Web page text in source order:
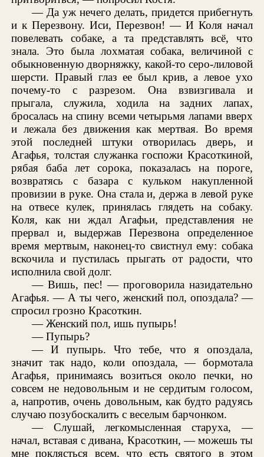
— Да уж нечего делать, придется прибегнуть
и к Перезвону. Иси, Перезвон! — И Коля начал
повелевать собаке, а та представлять всё, что
знала. Это была лохматая собака, величиной с
обыкновенную дворняжку, какой-то серо-лиловой
шерсти. Правый глаз ее был крив, а левое ухо
почему-то с разрезом. Она взвизгивала и
прыгала, служила, ходила на задних лапах,
бросалась на спину всеми четырьмя лапами вверх
и лежала без движения как мертвая. Во время
этой последней штуки отворилась дверь, и
Агафья, толстая служанка госпожи Красоткиной,
рябая баба лет сорока, показалась на пороге,
возвратясь с базара с кульком накупленной
провизии в руке. Она стала и, держа в левой руке
на отвесе кулек, принялась глядеть на собаку.
Коля, как ни ждал Агафьи, представления не
прервал и, выдержав Перезвона определенное
время мертвым, наконец-то свистнул ему: собака
вскочила и пустилась прыгать от радости, что
исполнила свой долг.
— Вишь, пес! — проговорила назидательно
Агафья. — А ты чего, женский пол, опоздала? —
спросил грозно Красоткин.
— Женский пол, ишь пупырь!
— Пупырь?
— И пупырь. Что тебе, что я опоздала,
значит так надо, коли опоздала, — бормотала
Агафья, принимаясь возиться около печки, но
совсем не недовольным и не сердитым голосом,
а, напротив, очень довольным, как будто радуясь
случаю позубоскалить с веселым барчонком.
— Слушай, легкомысленная старуха, —
начал, вставая с дивана, Красоткин, — можешь ты
мне поклясться всем, что есть святого в этом